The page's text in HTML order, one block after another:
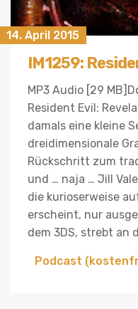
14. April 2015
IM1259:
MP3 Audio [29
Resident Evil:
damals eine kleine
dreidimensionale
Rückschritt zum
und … naja … Jill
die kurioserweise
erscheint, nur
dem 3DS, strebt an
Podcast